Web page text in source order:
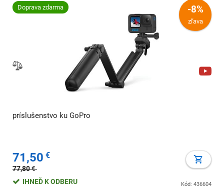
Doprava zdarma -8%
zľava
príslušenstvo ku GoPro
71,50 €
77,80€
Kód: 436604
IHNEĎ K ODBERU